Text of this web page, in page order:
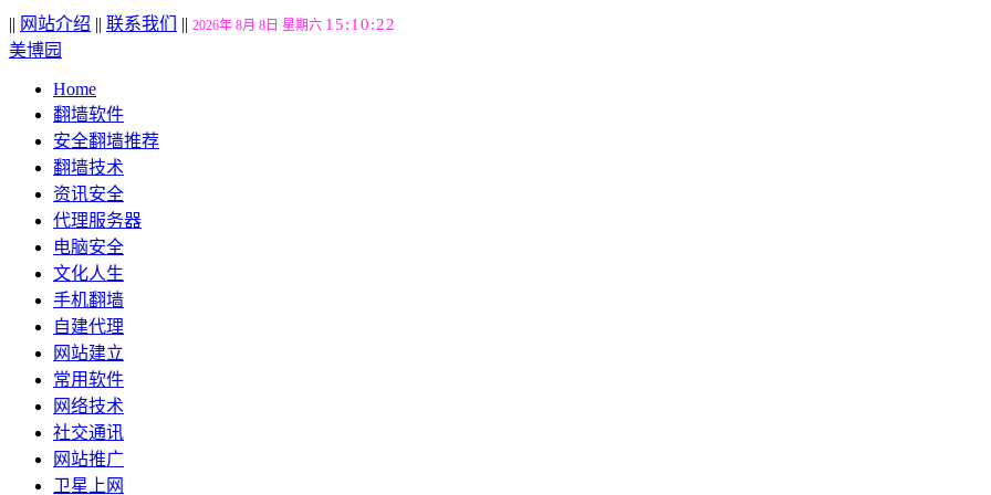
|| 网站介绍 || 联系我们 || 2026年 8月 8日 星期六 15:10:23
美博园
Home
翻墙软件
安全翻墙推荐
翻墙技术
资讯安全
代理服务器
电脑安全
文化人生
手机翻墙
自建代理
网站建立
常用软件
网络技术
社交通讯
网站推广
卫星上网